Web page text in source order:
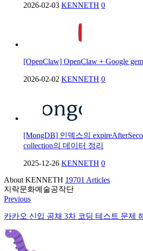
2026-02-03 KENNETH 0
[OpenClaw] OpenClaw + Google
2026-02-02 KENNETH 0
[MongDB] 인덱스의
collection의 데이터 정리
2025-12-26 KENNETH 0
About KENNETH 19701 Articles
지락문화예술공작단
Previous
카카오 신입 공채 3차 코딩 테스트 문제